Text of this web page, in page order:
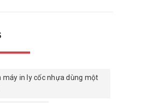
máy in ly cốc nhựa dùng một